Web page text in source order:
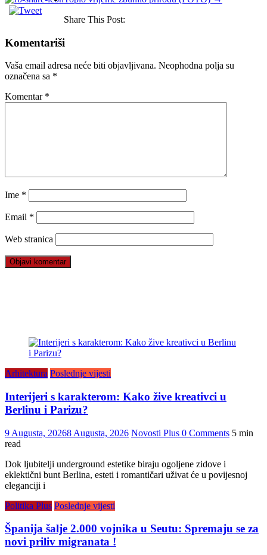
Share This Post:
Komentariši
Vaša email adresa neće biti objavljivana. Neophodna polja su
označena sa *
Komentar *
Ime *
Email *
Web stranica
Arhitektura Poslednje vijesti
Interijeri s karakterom: Kako žive kreativci u
Berlinu i Parizu?
9 Augusta, 20268 Augusta, 2026 Novosti Plus 0 Comments 5 min
read
Dok ljubitelji underground estetike biraju ogoljene zidove i
eklektični bunt Berlina, esteti i romantičari uživat će u povijesnoj
eleganciji i
Politika Plus Poslednje vijesti
Španija šalje 2.000 vojnika u Seutu: Spremaju se za
novi priliv migranata !